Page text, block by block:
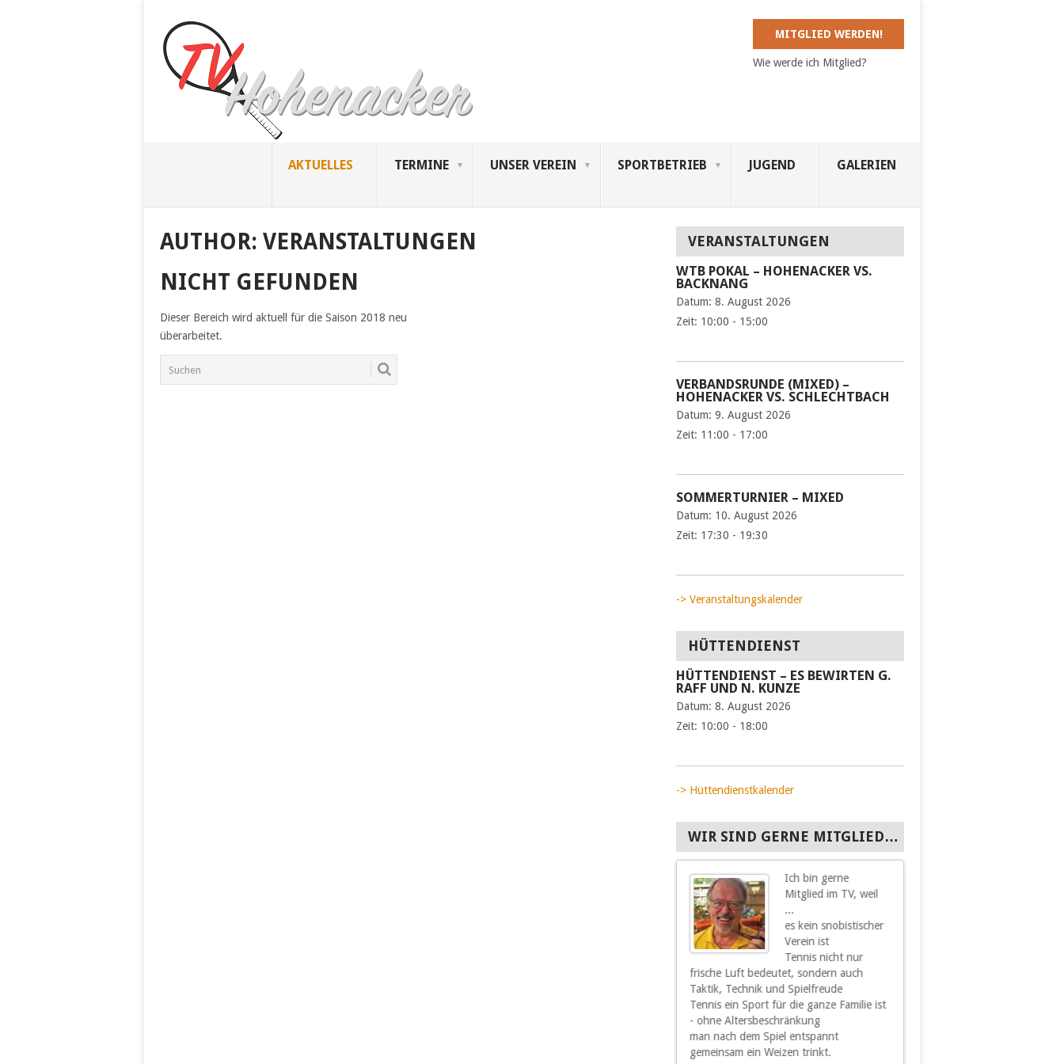
MITGLIED WERDEN!
Wie werde ich Mitglied?
AKTUELLES TERMINE UNSER VEREIN SPORTBETRIEB JUGEND GALERIEN
AUTHOR: VERANSTALTUNGEN
NICHT GEFUNDEN
Dieser Bereich wird aktuell für die Saison 2018 neu
überarbeitet.
VERANSTALTUNGEN
WTB POKAL – HOHENACKER VS.
BACKNANG
Datum:8. August 2026
Zeit: 10:00 - 15:00
VERBANDSRUNDE (MIXED) –
HOHENACKER VS. SCHLECHTBACH
Datum:9. August 2026
Zeit: 11:00 - 17:00
SOMMERTURNIER – MIXED
Datum: 10. August 2026
Zeit: 17:30 - 19:30
-> Veranstaltungskalender
HÜTTENDIENST
HÜTTENDIENST – ES BEWIRTEN G.
RAFF UND N. KUNZE
Datum:8. August 2026
Zeit: 10:00 - 18:00
-> Hüttendienstkalender
WIR SIND GERNE MITGLIED…
Ich bin gerne
Mitglied im TV, weil
...
es kein snobistischer
Verein ist
Tennis nicht nur
frische Luft bedeutet, sondern auch
Taktik, Technik und Spielfreude
Tennis ein Sport für die ganze Familie ist
- ohne Altersbeschränkung
man nach dem Spiel entspannt
gemeinsam ein Weizen trinkt.